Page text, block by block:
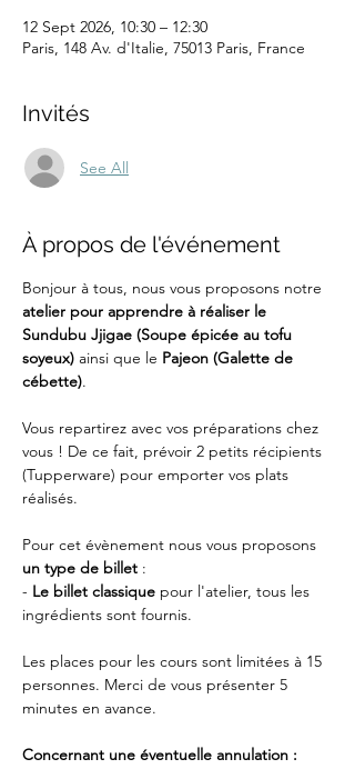
12 Sept 2026, 10:30 – 12:30
Paris, 148 Av. d'Italie, 75013 Paris, France
Invités
See All
À propos de l'événement
Bonjour à tous, nous vous proposons notre
atelier pour apprendre à réaliser le
Sundubu Jjigae (Soupe épicée au tofu
soyeux) ainsi que le Pajeon (Galette de
cébette).
Vous repartirez avec vos préparations chez
vous ! De ce fait, prévoir 2 petits récipients
(Tupperware) pour emporter vos plats
réalisés.
Pour cet évènement nous vous proposons
un type de billet :
- Le billet classique pour l'atelier, tous les
ingrédients sont fournis.
Les places pour les cours sont limitées à 15
personnes. Merci de vous présenter 5
minutes en avance.
Concernant une éventuelle annulation :